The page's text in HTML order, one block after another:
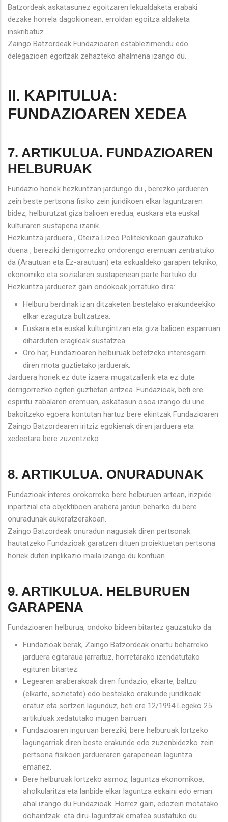
Batzordeak askatasunez egoitzaren lekualdaketa erabaki
dezake horrela dagokionean, erroldan egoitza aldaketa
inskribatuz.
Zaingo Batzordeak Fundazioaren establezimendu edo
delegazioen egoitzak zehazteko ahalmena izango du.
II. KAPITULUA:
FUNDAZIOAREN XEDEA
7. ARTIKULUA. FUNDAZIOAREN
HELBURUAK
Fundazio honek hezkuntzan jardungo du , berezko jardueren
zein beste pertsona fisiko zein juridikoen elkar laguntzaren
bidez, helburutzat giza balioen eredua, euskara eta euskal
kulturaren sustapena izanik.
Hezkuntza jarduera , Oteiza Lizeo Politeknikoan gauzatuko
duena , bereziki derrigorrezko ondorengo eremuan zentratuko
da (Arautuan eta Ez-arautuan) eta eskualdeko garapen tekniko,
ekonomiko eta sozialaren sustapenean parte hartuko du.
Hezkuntza jarduerez gain ondokoak jorratuko dira:
Helburu berdinak izan ditzaketen bestelako erakundeekiko
elkar ezagutza bultzatzea.
Euskara eta euskal kulturgintzan eta giza balioen esparruan
diharduten eragileak sustatzea.
Oro har, Fundazioaren helburuak betetzeko interesgarri
diren mota guztietako jarduerak.
Jarduera horiek ez dute izaera mugatzailerik eta ez dute
derrigorrezko egiten guztietan aritzea. Fundazioak, beti ere
espiritu zabalaren eremuan, askatasun osoa izango du une
bakoitzeko egoera kontutan hartuz bere ekintzak Fundazioaren
Zaingo Batzordearen iritziz egokienak diren jarduera eta
xedeetara bere zuzentzeko.
8. ARTIKULUA. ONURADUNAK
Fundazioak interes orokorreko bere helburuen artean, irizpide
inpartzial eta objektiboen arabera jardun beharko du bere
onuradunak aukeratzerakoan.
Zaingo Batzordeak onuradun nagusiak diren pertsonak
hautatzeko Fundazioak garatzen dituen proiektuetan pertsona
horiek duten inplikazio maila izango du kontuan.
9. ARTIKULUA. HELBURUEN
GARAPENA
Fundazioaren helburua, ondoko bideen bitartez gauzatuko da:
Fundazioak berak, Zaingo Batzordeak onartu beharreko
jarduera egitaraua jarraituz, horretarako izendatutako
egituren bitartez.
Legearen araberakoak diren fundazio, elkarte, baltzu
(elkarte, sozietate) edo bestelako erakunde juridikoak
eratuz eta sortzen lagunduz, beti ere 12/1994 Legeko 25
artikuluak xedatutako mugen barruan.
Fundazioaren inguruan bereziki, bere helburuak lortzeko
lagungarriak diren beste erakunde edo zuzenbidezko zein
pertsona fisikoen jardueraren garapenean laguntza
emanez.
Bere helburuak lortzeko asmoz, laguntza ekonomikoa,
aholkularitza eta lanbide elkar laguntza eskaini edo eman
ahal izango du Fundazioak. Horrez gain, edozein motatako
dohaintzak eta diru-laguntzak ematea sustatuko du.